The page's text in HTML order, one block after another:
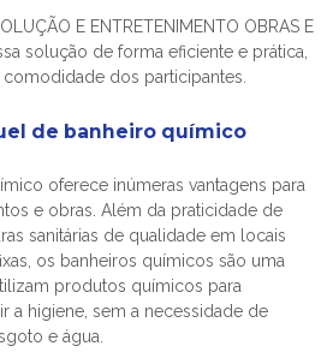
E ENTRETENIMENTO OBRAS E
solução de forma eficiente e prática,
dos participantes.
de banheiro químico
oferece inúmeras vantagens para
e obras. Além da praticidade de
sanitárias de qualidade em locais
os banheiros químicos são uma
produtos químicos para
a higiene, sem a necessidade de
e água.